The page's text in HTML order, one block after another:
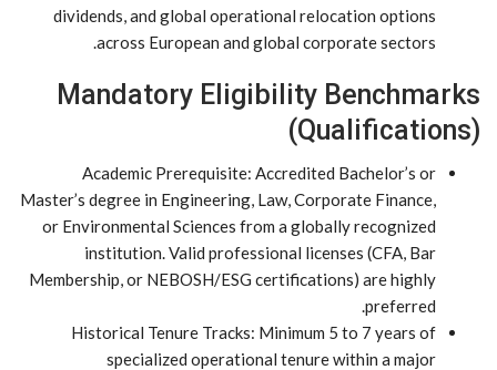
dividends, and global operational relocation options
across European and global corporate sectors.
Mandatory Eligibility Benchmarks
(Qualifications)
Academic Prerequisite: Accredited Bachelor’s or
Master’s degree in Engineering, Law, Corporate Finance,
or Environmental Sciences from a globally recognized
institution. Valid professional licenses (CFA, Bar
Membership, or NEBOSH/ESG certifications) are highly
preferred.
Historical Tenure Tracks: Minimum 5 to 7 years of
specialized operational tenure within a major